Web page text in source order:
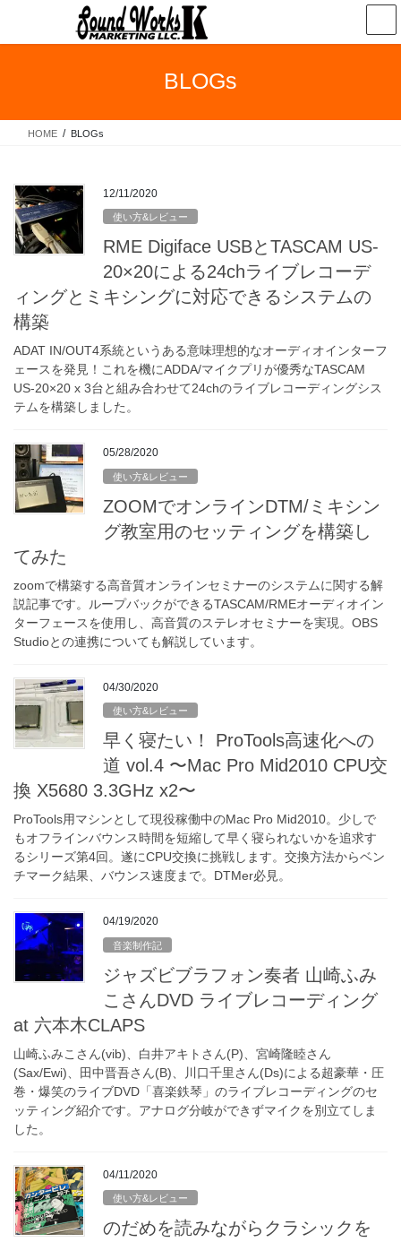
テ
ス
ゲ
ン
BLOGs
HOME BLOGs
12/11/2020
使い方&レビュー
RME Digiface USBとTASCAM US-
20×20による24chライブレコーデ
ィングとミキシングに対応できるシステムの
構築
ADAT IN/OUT4系統というある意味理想的なオーディオインターフ
ェースを発見！これを機にADDA/マイクプリが優秀なTASCAM
US-20×20 x 3台と組み合わせて24chのライブレコーディングシス
テムを構築しました。
05/28/2020
使い方&レビュー
ZOOMでオンラインDTM/ミキシン
グ教室用のセッティングを構築し
てみた
zoomで構築する高音質オンラインセミナーのシステムに関する解
説記事です。ループバックができるTASCAM/RMEオーディオイン
ターフェースを使用し、高音質のステレオセミナーを実現。OBS
Studioとの連携についても解説しています。
04/30/2020
使い方&レビュー
早く寝たい！ ProTools高速化への
道 vol.4 〜Mac Pro Mid2010 CPU交
換 X5680 3.3GHz x2〜
ProTools用マシンとして現役稼働中のMac Pro Mid2010。少しで
もオフラインバウンス時間を短縮して早く寝られないかを追求す
るシリーズ第4回。遂にCPU交換に挑戦します。交換方法からベン
チマーク結果、バウンス速度まで。DTMer必見。
04/19/2020
音楽制作記
ジャズビブラフォン奏者 山崎ふみ
こさんDVD ライブレコーディング
at 六本木CLAPS
山崎ふみこさん(vib)、白井アキトさん(P)、宮崎隆睦さん
(Sax/Ewi)、田中晋吾さん(B)、川口千里さん(Ds)による超豪華・圧
巻・爆笑のライブDVD「喜楽鉄琴」のライブレコーディングのセ
ッティング紹介です。アナログ分岐ができずマイクを別立てしま
した。
04/11/2020
使い方&レビュー
のだめを読みながらクラシックを